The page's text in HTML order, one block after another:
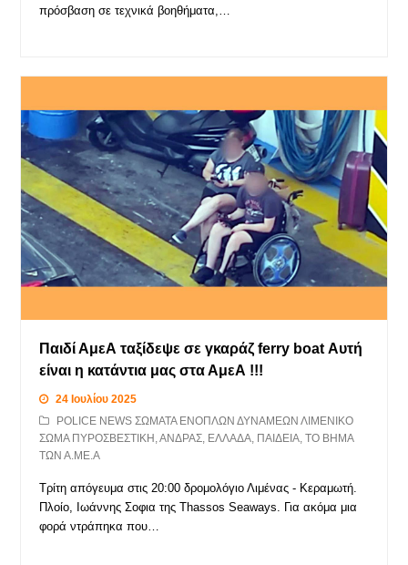
πρόσβαση σε τεχνικά βοηθήματα,…
Παιδί ΑμεΑ ταξίδεψε σε γκαράζ ferry boat Αυτή
είναι η κατάντια μας στα ΑμεΑ !!!
24 Ιουλίου 2025
POLICE NEWS ΣΩΜΑΤΑ ΕΝΟΠΛΩΝ ΔΥΝΑΜΕΩΝ ΛΙΜΕΝΙΚΟ
ΣΩΜΑ ΠΥΡΟΣΒΕΣΤΙΚΗ ,ΑΝΔΡΑΣ, ΕΛΛΑΔΑ, ΠΑΙΔΕΙΑ,ΤΟ ΒΗΜΑ
ΤΩΝ Α.ΜΕ.Α
Τρίτη απόγευμα στις 20:00 δρομολόγιο Λιμένας - Κεραμωτή.
Πλοίο, Ιωάννης Σοφια της Thassos Seaways. Για ακόμα μια
φορά ντράπηκα που…